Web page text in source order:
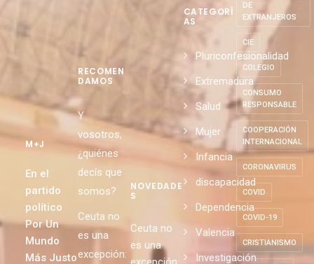
M+J
En el
partido
político
RECOMEN
DAMOS
Y
vosotros,
decís que
somos?
NOVEDADE
S
CATEGORÍ
Pluriconfesionalidad
Extremadura
Salud
Mujer
Infancia
discapacidad
Dependencia
CLIMÁTICO
CENTROS DE
INTERNAMIENTO
DE
EXTRANJEROS
CIE
COLEGIO
CONSUMO
RESPONSABLE
COOPERACIÓN
INTERNACIONAL
CORONAVIRUS
COVID